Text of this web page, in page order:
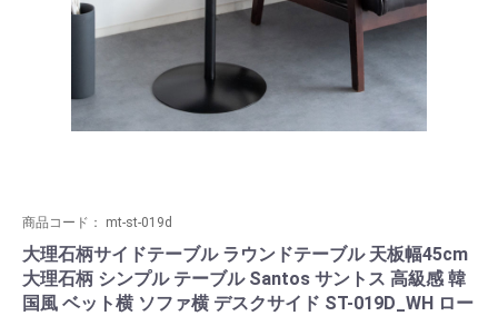
商品コード： mt-st-019d
大理石柄サイドテーブル ラウンドテーブル 天板幅45cm
大理石柄 シンプル テーブル Santos サントス 高級感 韓
国風 ベット横 ソファ横 デスクサイド ST-019D_WH ロー